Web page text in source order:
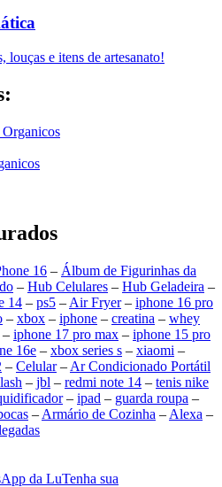
louças e itens de artesanato!
16 – Álbum de Figurinhas da
– Hub Celulares – Hub Geladeira –
14 – ps5 – Air Fryer– iphone 16 pro
– xbox – iphone – creatina – whey
– iphone 17 pro max – iphone 15 pro
16e – xbox series s – xiaomi –
– Celular– Ar Condicionado Portátil
– jbl – redmi note 14 – tenis nike
– ipad – guarda roupa –
– Armário de Cozinha – Alexa –
da LuTenha sua